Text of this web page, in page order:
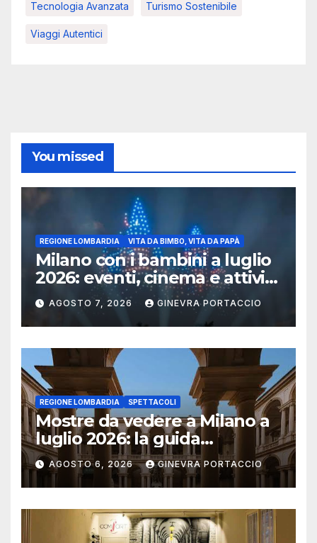
Tecnologia Avanzata Turismo Sostenibile
Viaggi Autentici
You missed
REGIONE LOMBARDIA VITA DA BIMBO, VITA DA PAPÀ
Milano con i bambini a luglio
2026: eventi, cinema e attività
per famiglie
AGOSTO 7, 2026 GINEVRA PORTACCIO
REGIONE LOMBARDIA SPETTACOLI
Mostre da vedere a Milano a
luglio 2026: la guida
aggiornata
AGOSTO 6, 2026 GINEVRA PORTACCIO